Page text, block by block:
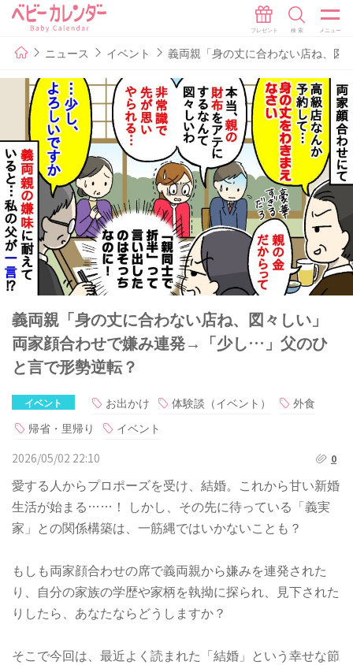
ニュース イベント 義両親「身の丈に合わない店ね、
義両親「身の丈に合わない店ね、図々しい」
両家顔合わせで嫌み連発→「少し…」父のひ
と言で形勢逆転？
イベント お出かけ 体験談（イベント）
外食
帰省・里帰り
イベント
2026/05/02 22:10
0
愛する人からプロポーズを受け、結婚。これから甘い新婚
生活が始まる……！ しかし、その先に待っている「義実
家」との関係構築は、一筋縄ではいかないことも？
もしも両家顔合わせの席で義両親から嫌みを連発された
り、自分の家族の学歴や家柄を執拗に探られ、見下された
りしたら、あなたならどうしますか？
そこで今回は、最近よく読まれた「結婚」という幸せな節